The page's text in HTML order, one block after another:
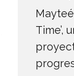
Time’,